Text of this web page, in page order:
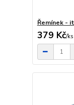
Řemínek -
379 Kč/ks